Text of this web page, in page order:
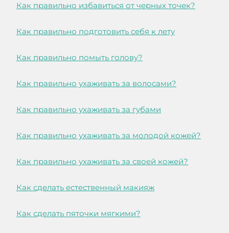
Как правильно избавиться от черных точек?
Как правильно подготовить себя к лету
Как правильно помыть голову?
Как правильно ухаживать за волосами?
Как правильно ухаживать за губами
Как правильно ухаживать за молодой кожей?
Как правильно ухаживать за своей кожей?
Как сделать естественный макияж
Как сделать пяточки мягкими?